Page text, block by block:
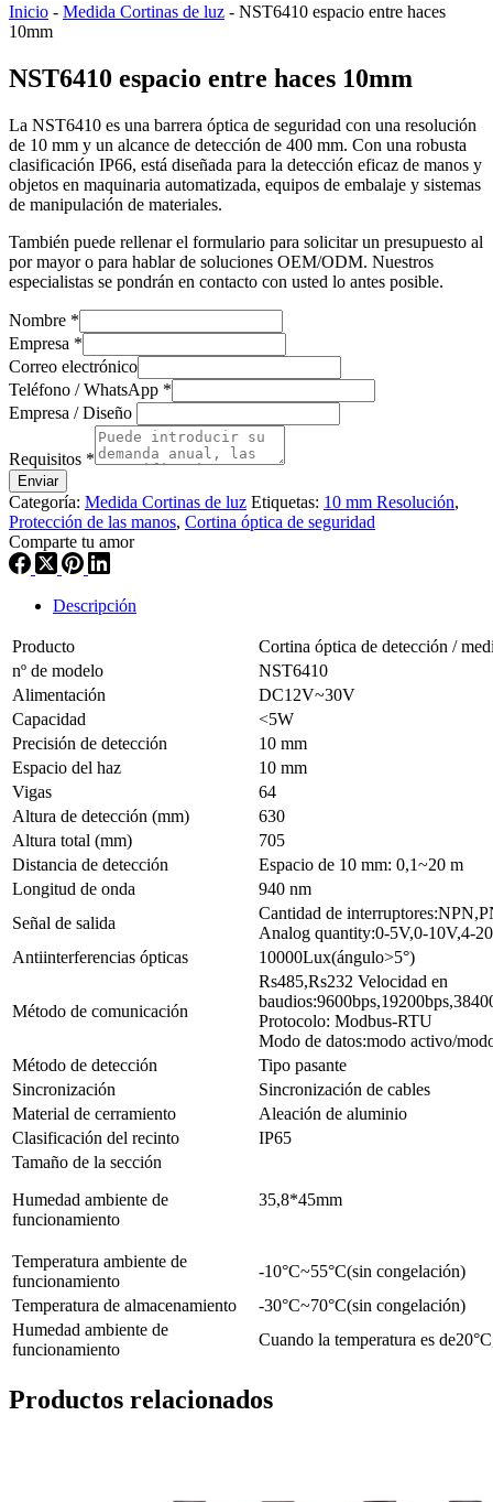
Inicio - Medida Cortinas de luz - NST6410 espacio entre haces
10mm
NST6410 espacio entre haces 10mm
La NST6410 es una barrera óptica de seguridad con una resolución
de 10 mm y un alcance de detección de 400 mm. Con una robusta
clasificación IP66, está diseñada para la detección eficaz de manos y
objetos en maquinaria automatizada, equipos de embalaje y sistemas
de manipulación de materiales.
También puede rellenar el formulario para solicitar un presupuesto al
por mayor o para hablar de soluciones OEM/ODM. Nuestros
especialistas se pondrán en contacto con usted lo antes posible.
Nombre *
Empresa *
Correo electrónico
Teléfono / WhatsApp *
Empresa / Diseño
Requisitos *
Enviar
Categoría: Medida Cortinas de luz Etiquetas: 10 mm Resolución,
Protección de las manos, Cortina óptica de seguridad
Comparte tu amor
Descripción
Producto
Cortina óptica de detección /
nº de modelo
NST6410
Alimentación
DC12V~30V
Capacidad
<5W
Precisión de detección
10 mm
Espacio del haz
10 mm
Vigas
64
Altura de detección (mm)
630
Altura total (mm)
705
Distancia de detección
Espacio de 10 mm: 0,1~20 m
Longitud de onda
940 nm
Señal de salida
Cantidad de
Analog quantity:0-5V,0-10V,4-
Antiinterferencias ópticas
10000Lux(ángulo>5°)
Método de comunicación
Rs485,Rs232 Velocidad en
Protocolo: Modbus-RTU
Modo de datos:modo activo/
Método de detección
Tipo pasante
Sincronización
Sincronización de cables
Material de cerramiento
Aleación de aluminio
Clasificación del recinto
IP65
Tamaño de la sección
Humedad ambiente de
funcionamiento
35,8*45mm
Temperatura ambiente de
funcionamiento
-10°C~55°C(sin congelación)
Temperatura de almacenamiento
-30°C~70°C(sin congelación)
Humedad ambiente de
funcionamiento
Cuando la temperatura es
Productos relacionados